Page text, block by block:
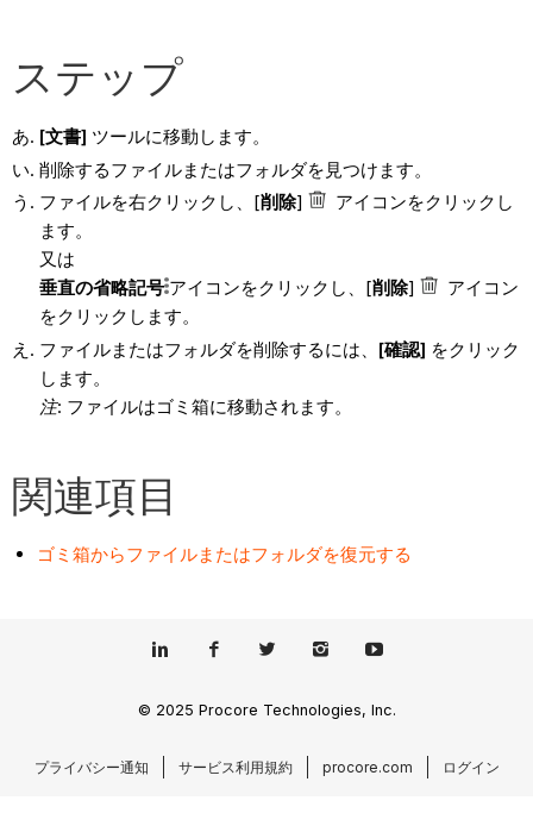
ステップ
[文書] ツールに移動します。
削除するファイルまたはフォルダを見つけます。
ファイルを右クリックし、[削除]
アイコンをクリックし
ます。
又は
垂直の省略記号 アイコンをクリックし、[削除]
アイコン
をクリックします。
ファイルまたはフォルダを削除するには、 [確認] をクリック
します。
注: ファイルはゴミ箱に移動されます。
関連項目
ゴミ箱からファイルまたはフォルダを復元する
© 2025 Procore Technologies, Inc.
プライバシー通知 サービス利用規約 procore.com ログイン